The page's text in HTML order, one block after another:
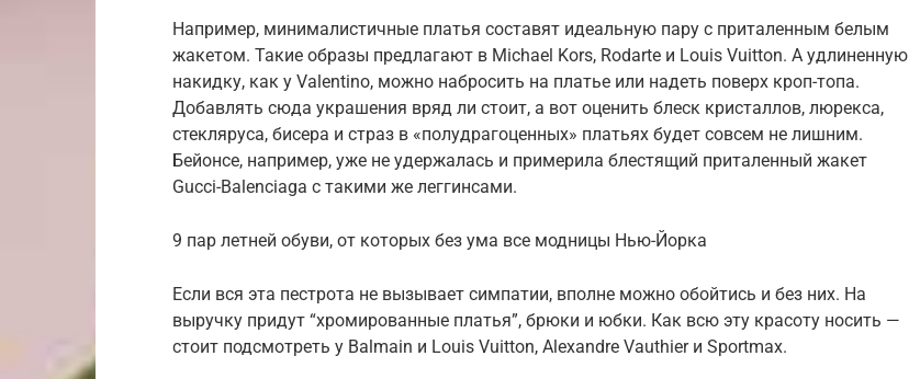
Например, минималистичные платья составят идеальную пару с приталенным белым
жакетом. Такие образы предлагают в Michael Kors, Rodarte и Louis Vuitton. А удлиненную
накидку, как у Valentino, можно набросить на платье или надеть поверх кроп-топа.
Добавлять сюда украшения вряд ли стоит, а вот оценить блеск кристаллов, люрекса,
стекляруса, бисера и страз в «полудрагоценных» платьях будет совсем не лишним.
Бейонсе, например, уже не удержалась и примерила блестящий приталенный жакет
Gucci-Balenciaga с такими же леггинсами.
9 пар летней обуви, от которых без ума все модницы Нью-Йорка
Если вся эта пестрота не вызывает симпатии, вполне можно обойтись и без них. На
выручку придут “хромированные платья”, брюки и юбки. Как всю эту красоту носить —
стоит подсмотреть у Balmain и Louis Vuitton, Alexandre Vauthier и Sportmax.